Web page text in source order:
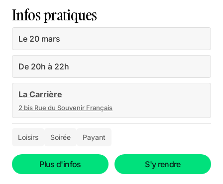
Infos pratiques
Le 20 mars
De 20h à 22h
La Carrière
2 bis Rue du Souvenir Français
Loisirs Soirée Payant
Plus d'infos S'y rendre